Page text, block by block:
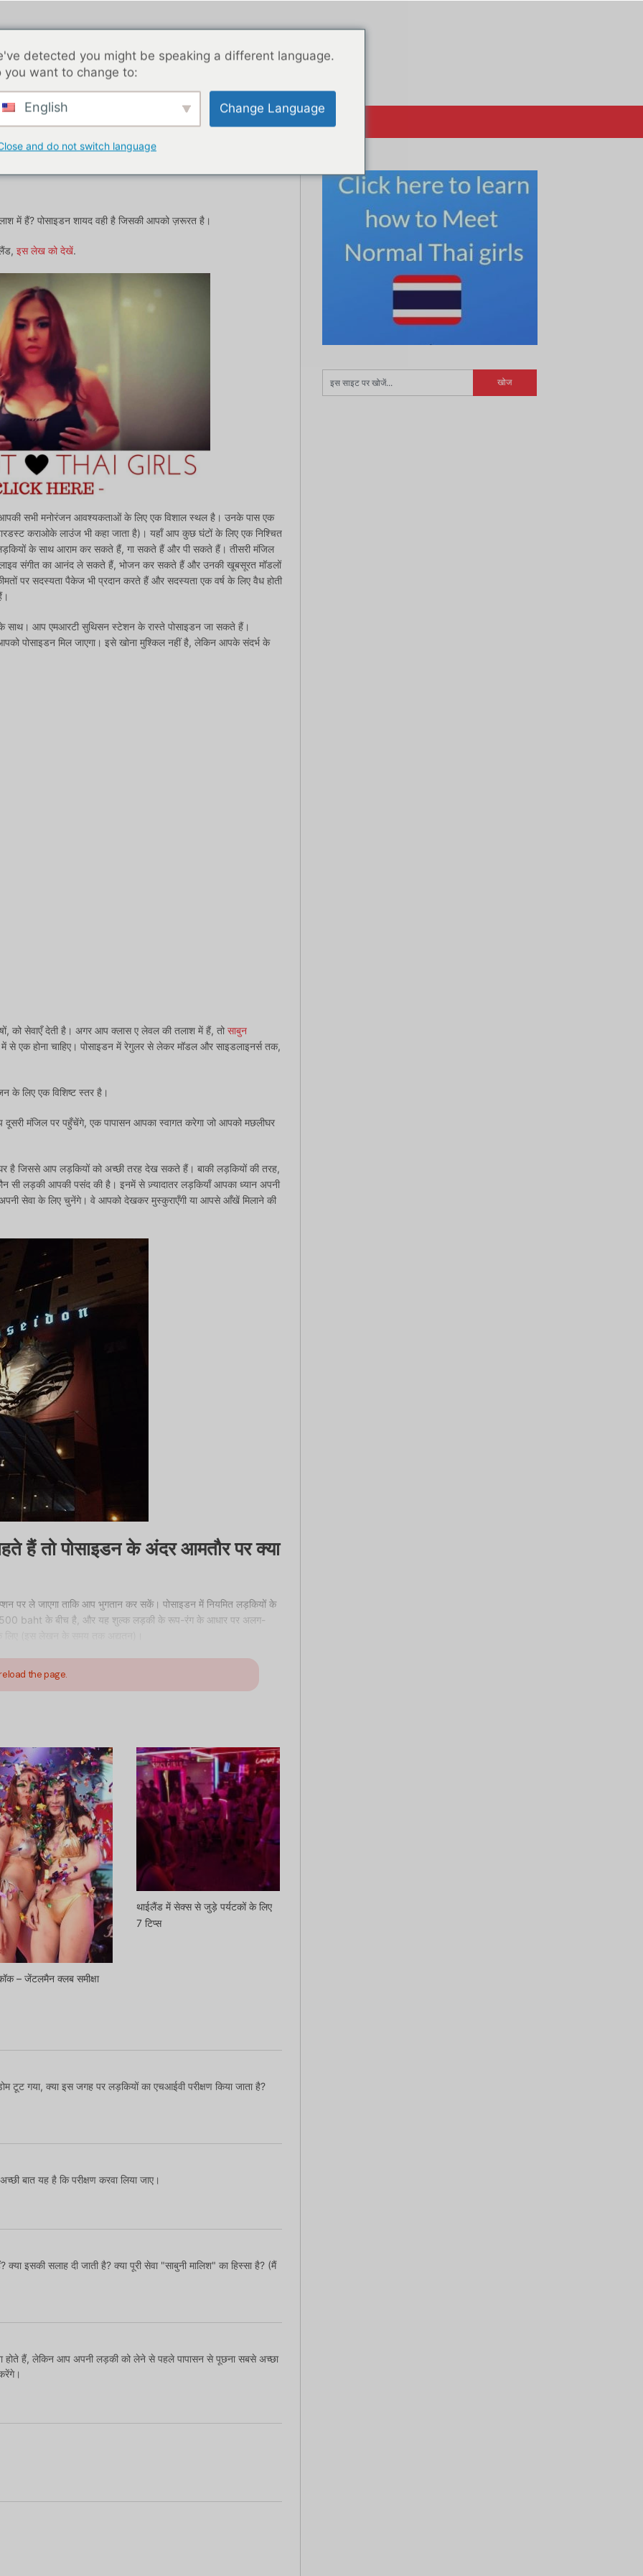
में हैं? पोसाइडन शायद वही है जिसकी आपको ज़रूरत है।
इस लेख को देखें.
सभी मनोरंजन आवश्यकताओं के लिए एक विशाल स्थल है। उनके पास एक
कराओके लाउंज भी कहा जाता है)। यहाँ आप कुछ घंटों के लिए एक निश्चित
के साथ आराम कर सकते हैं, गा सकते हैं और पी सकते हैं। तीसरी मंजिल
संगीत का आनंद ले सकते हैं, भोजन कर सकते हैं और उनकी खूबसूरत मॉडलों
पर सदस्यता पैकेज भी प्रदान करते हैं और सदस्यता एक वर्ष के लिए वैध होती
साथ। आप एमआरटी सुथिसन स्टेशन के रास्ते पोसाइडन जा सकते हैं।
पोसाइडन मिल जाएगा। इसे खोना मुश्किल नहीं है, लेकिन आपके संदर्भ के
को सेवाएँ देती है। अगर आप क्लास ए लेवल की तलाश में हैं, तो साबुन
से एक होना चाहिए। पोसाइडन में रेगुलर से लेकर मॉडल और साइडलाइनर्स तक,
के लिए एक विशिष्ट स्तर है।
मंजिल पर पहुँचेंगे, एक पापासन आपका स्वागत करेगा जो आपको मछलीघर
है जिससे आप लड़कियों को अच्छी तरह देख सकते हैं। बाकी लड़कियों की तरह,
सी लड़की आपकी पसंद की है। इनमें से ज़्यादातर लड़कियाँ आपका ध्यान अपनी
सेवा के लिए चुनेंगे। वे आपको देखकर मुस्कुराएँगी या आपसे आँखें मिलाने की
हैं तो पोसाइडन के अंदर आमतौर पर क्या
पर ले जाएगा ताकि आप भुगतान कर सकें। पोसाइडन में नियमित लड़कियों के
baht के बीच है, और यह शुल्क लड़की के रूप-रंग के आधार पर अलग-
the page.
– जेंटलमैन क्लब समीक्षा
थाईलैंड में सेक्स से जुड़े पर्यटकों के लिए
7 टिप्स
गया, क्या इस जगह पर लड़कियों का एचआईवी परीक्षण किया जाता है?
बात यह है कि परीक्षण करवा लिया जाए।
इसकी सलाह दी जाती है? क्या पूरी सेवा "साबुनी मालिश" का हिस्सा है? (मैं
होते हैं, लेकिन आप अपनी लड़की को लेने से पहले पापासन से पूछना सबसे अच्छा
detected you might be speaking a different language.
you want to change to:
English Change Language
and do not switch language